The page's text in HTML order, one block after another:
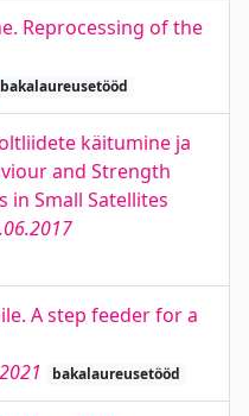
Reprocessing of the
bakalaureusetööd
käitumine ja
and Strength
in Small Satellites
A step feeder for a
bakalaureusetööd